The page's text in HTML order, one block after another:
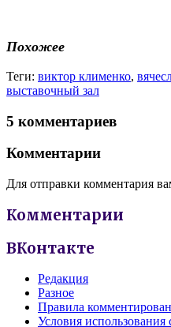
Похожее
Теги: виктор клименко,
выставочный зал
5 комментариев
Комментарии
Для отправки комментария
Комментарии
ВКонтакте
Редакция
Разное
Правила
Условия использования